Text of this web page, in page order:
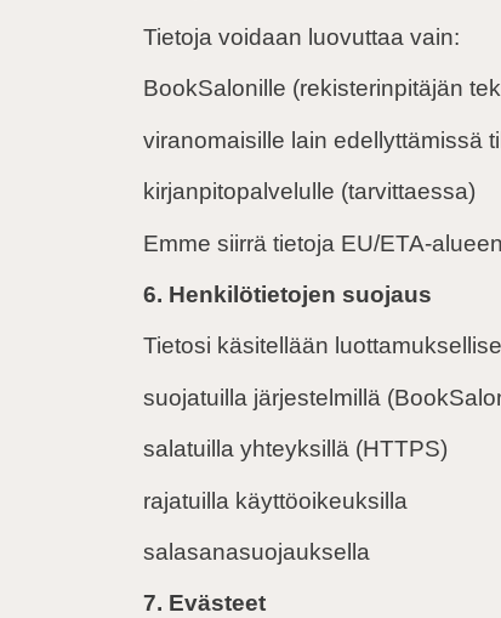
Tietoja voidaan luovuttaa vain:
BookSalonille (rekisterinpitäjän
viranomaisille lain edellyttämissä
kirjanpitopalvelulle (tarvittaessa)
Emme siirrä tietoja EU/ETA-
6. Henkilötietojen suojaus
Tietosi käsitellään
suojatuilla järjestelmillä
salatuilla yhteyksillä (HTTPS)
rajatuilla käyttöoikeuksilla
salasanasuojauksella
7. Evästeet